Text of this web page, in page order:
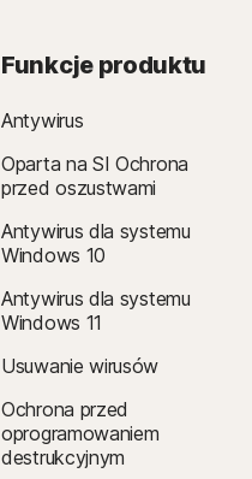
Funkcje produktu
Antywirus
Oparta na SI Ochrona
przed oszustwami
Antywirus dla systemu
Windows 10
Antywirus dla systemu
Windows 11
Usuwanie wirusów
Ochrona przed
oprogramowaniem
destrukcyjnym